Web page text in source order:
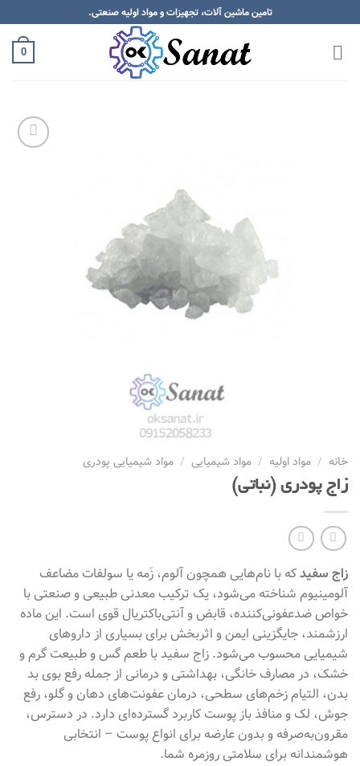
Skip
to
content
تامین ماشین آلات، تجهیزات و مواد اولیه صنعتی.
0
خانه / مواد اولیه / مواد شیمیایی / مواد شیمیایی پودری
زاج پودری (نباتی)
زاج سفیدکه با نام‌هایی همچون آلوم، زَمه یا سولفات مضاعف
آلومینیوم شناخته می‌شود، یک ترکیب معدنی طبیعی و صنعتی با
خواص ضدعفونی‌کننده، قابض و آنتی‌باکتریال قوی است. این ماده
ارزشمند، جایگزینی ایمن و اثربخش برای بسیاری از داروهای
شیمیایی محسوب می‌شود. زاج سفید با طعم گس و طبیعت گرم و
خشک، در مصارف خانگی، بهداشتی و درمانی از جمله رفع بوی بد
بدن، التیام زخم‌های سطحی، درمان عفونت‌های دهان و گلو، رفع
جوش، لک و منافذ باز پوست کاربرد گسترده‌ای دارد. در دسترس،
مقرون‌به‌صرفه و بدون عارضه برای انواع پوست – انتخابی
هوشمندانه برای سلامتی روزمره شما.